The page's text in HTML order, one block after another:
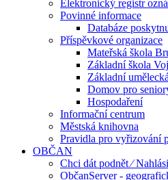
Elektronický registr
Povinné informace
Databáze
Příspěvkové organizace
Mateřská škola
Základní škola
Základní
Domov pro
Hospodaření
Informační centrum
Městská knihovna
Pravidla pro vyřizování
OBČAN
Chci dát podnět ⁄
ObčanServer -